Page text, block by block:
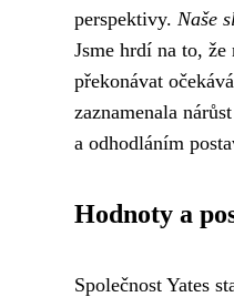
perspektivy. Naše
Jsme hrdí na to,
překonávat
zaznamenala
a odhodláním
Hodnoty a
Společnost Yates